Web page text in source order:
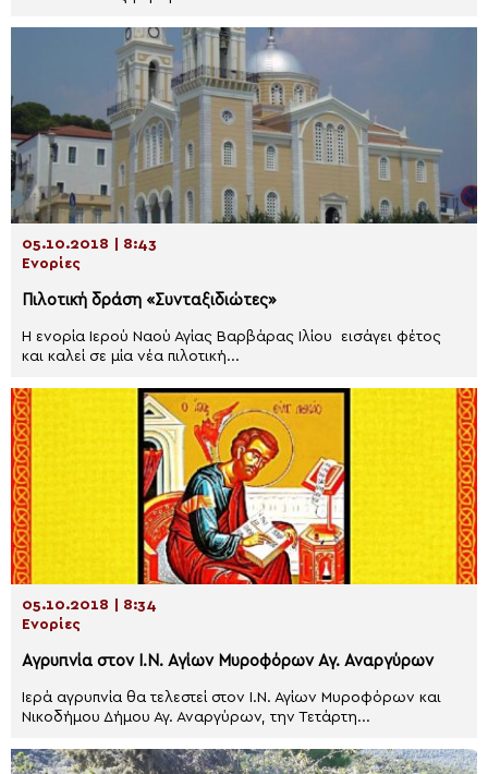
05.10.2018 | 8:43
Ενορίες
Πιλοτική δράση «Συνταξιδιώτες»
Η ενορία Ιερού Ναού Αγίας Βαρβάρας Ιλίου εισάγει φέτος
και καλεί σε μία νέα πιλοτική...
05.10.2018 | 8:34
Ενορίες
Αγρυπνία στον Ι.Ν. Αγίων Μυροφόρων Αγ. Αναργύρων
Ιερά αγρυπνία θα τελεστεί στον Ι.Ν. Αγίων Μυροφόρων και
Νικοδήμου Δήμου Αγ. Αναργύρων, την Τετάρτη...